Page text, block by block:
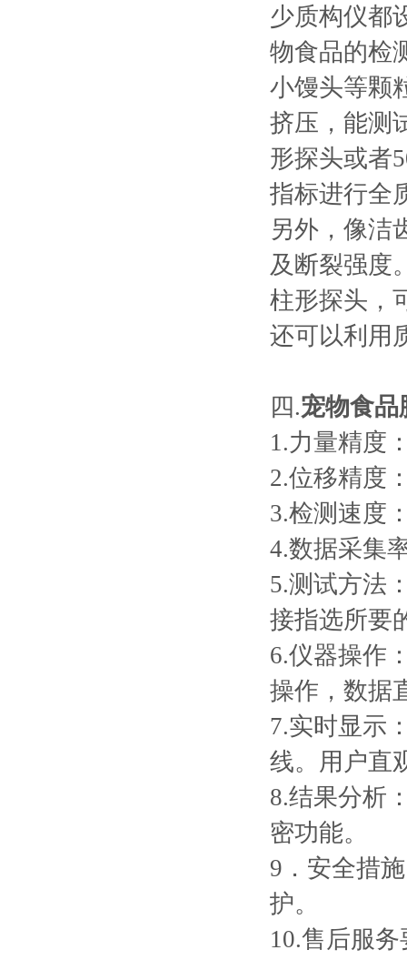
少质构仪都
物食品的检
小馒头等颗
挤压，能测
形探头或者
指标进行全
另外，像洁
及断裂强度
柱形探头，
还可以利用
四.宠物食品
1.力量精度
2.位移精度
3.检测速度
4.数据采集
5.测试方法
接指选所要
6.仪器操作
操作，数据
7.实时显示
线。用户直
8.结果分析
密功能。
9．安全措
护。
10.售后服